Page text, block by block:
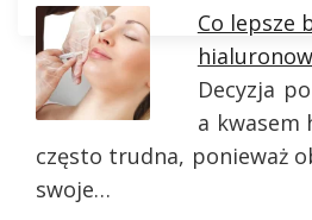
Co lepsze
Decyzja
a kwasem
często trudna, ponieważ
swoje…